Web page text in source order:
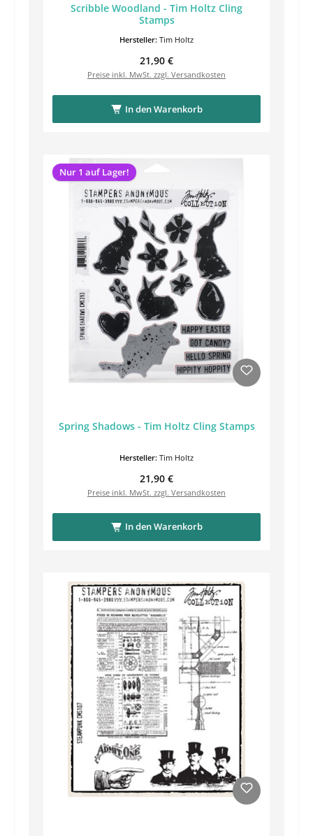
Scribble Woodland - Tim Holtz Cling
Stamps
Hersteller: Tim Holtz
Regulärer Preis:
21,90 €
Preise inkl. MwSt. zzgl. Versandkosten
In den Warenkorb
Nur 1 auf Lager!
Spring Shadows - Tim Holtz Cling Stamps
Hersteller: Tim Holtz
Regulärer Preis:
21,90 €
Preise inkl. MwSt. zzgl. Versandkosten
In den Warenkorb